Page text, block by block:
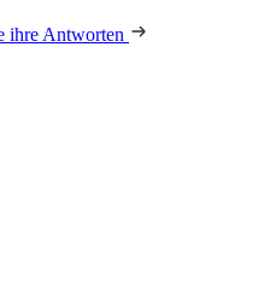
ihre Antworten